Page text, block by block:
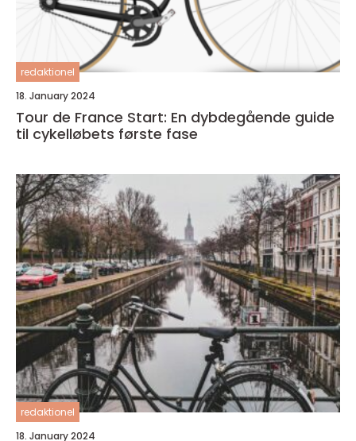
redaktionel
18. January 2024
Tour de France Start: En dybdegående guide
til cykelløbets første fase
redaktionel
18. January 2024